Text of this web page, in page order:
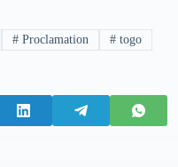
# Proclamation # togo